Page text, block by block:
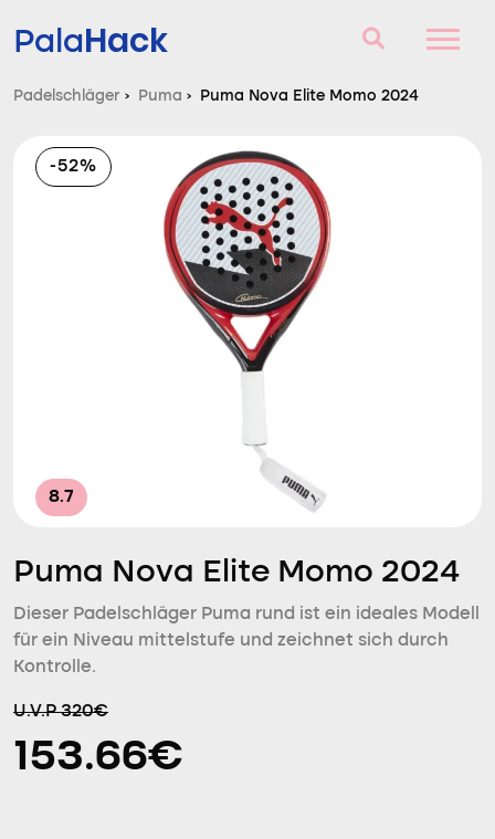
PalaHack
Fragen und Antworten
Vergleich
Padelschläger › Puma › Puma Nova Elite Momo 2024
-52%
8.7
Puma Nova Elite Momo 2024
Dieser Padelschläger Puma rund ist ein ideales Modell
für ein Niveau mittelstufe und zeichnet sich durch
Kontrolle.
U.V.P 320€
153.66€